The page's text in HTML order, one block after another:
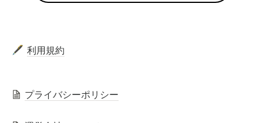
🖋️ 利用規約
プライバシーポリシー